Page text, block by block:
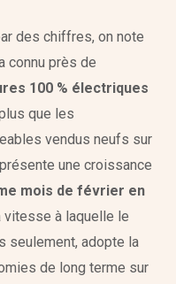
des chiffres, on note
connu près de
100 % électriques
que les
vendus neufs sur
une croissance
mois de février en
vitesse à laquelle le
seulement, adopte la
de long terme sur